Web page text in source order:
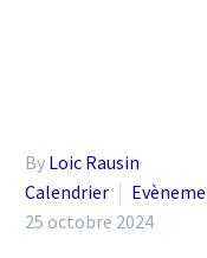
By Loic Rausin
Calendrier
25 octobre 2024